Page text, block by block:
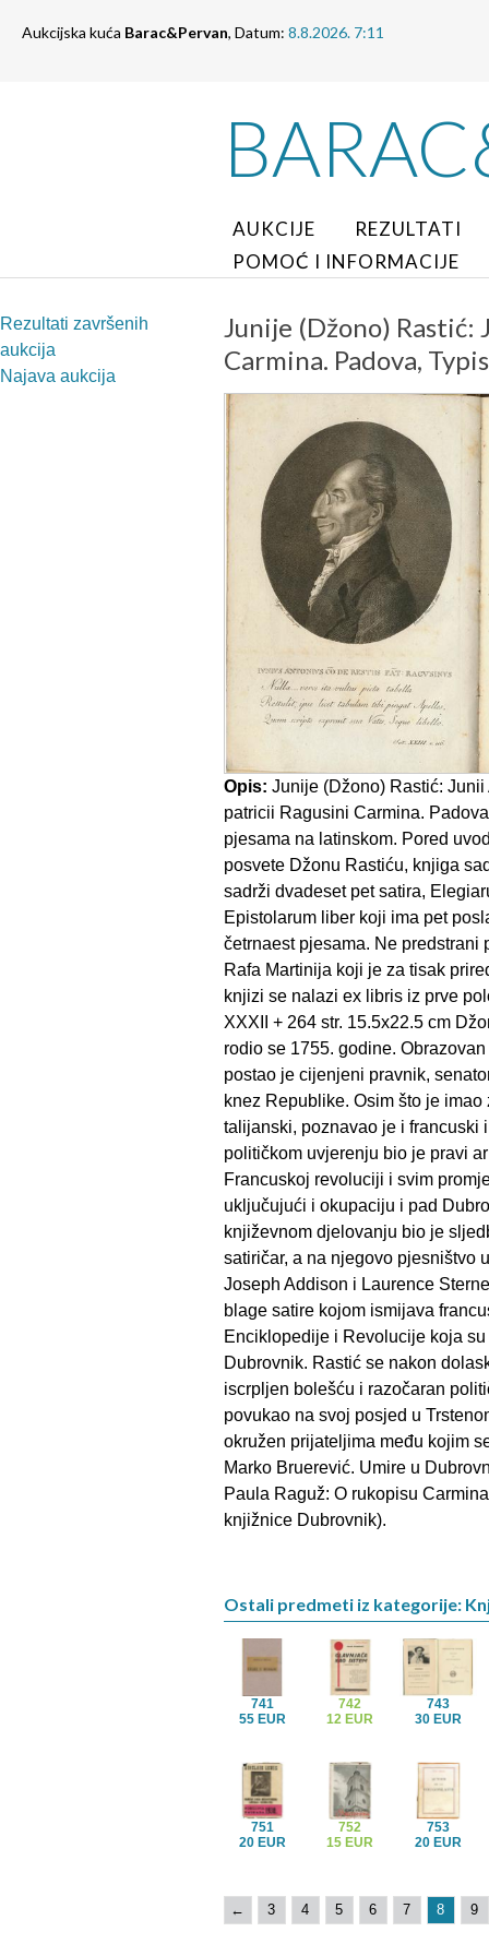
Aukcijska kuća Barac&Pervan, Datum: 8.8.2026. 7:11
AUKCIJE
REZULTATI
POMOĆ I INFORMACIJE
Rezultati završenih
aukcija
Najava aukcija
Junije (Džono)
Carmina. Padova,
Opis: Junije (Džono) Rastić:
patricii Ragusini Carmina.
pjesama na latinskom. Pored
posvete Džonu Rastiću, knjiga
sadrži dvadeset pet satira,
Epistolarum liber koji ima pet
četrnaest pjesama. Ne predstrani
Rafa Martinija koji je za tisak
knjizi se nalazi ex libris iz prve
XXXII + 264 str. 15.5x22.5 cm
rodio se 1755. godine.
postao je cijenjeni pravnik,
knez Republike. Osim što je
talijanski, poznavao je i francuski
političkom uvjerenju bio je pravi
Francuskoj revoluciji i svim
uključujući i okupaciju i pad
književnom djelovanju bio je
satiričar, a na njegovo pjesništvo
Joseph Addison i Laurence
blage satire kojom ismijava
Enciklopedije i Revolucije koja
Dubrovnik. Rastić se nakon
iscrpljen bolešću i razočaran
povukao na svoj posjed u
okružen prijateljima među kojim
Marko Bruerević. Umire u
Paula Raguž: O rukopisu
knjižnice Dubrovnik).
Ostali predmeti iz kategorije:
741
55 EUR
742
12 EUR
743
30 EUR
751
20 EUR
752
15 EUR
753
20 EUR
← 3 4 5 6 7 8 9